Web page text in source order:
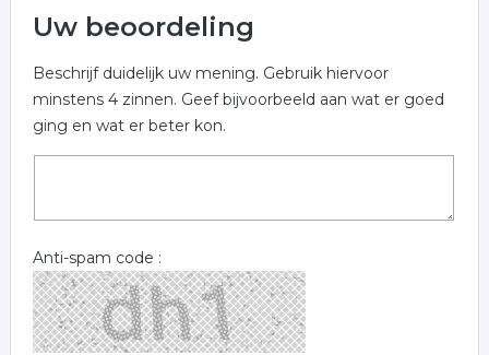
Uw beoordeling
Beschrijf duidelijk uw mening. Gebruik hiervoor
minstens 4 zinnen. Geef bijvoorbeeld aan wat er goed
ging en wat er beter kon.
Anti-spam code :